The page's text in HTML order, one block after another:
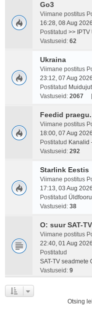
Go3
Viimane postitus
16:28, 08 Aug 2026
Postitatud >> IPTV
Vastuseid: 62
Ukraina
Viimane postitus
23:12, 07 Aug 2026
Postitatud
Vastuseid: 2067
Feedid praegu.
Viimane postitus
18:00, 07 Aug 2026
Postitatud Kanalid
Vastuseid: 292
Starlink Eestis
Viimane postitus
17:13, 03 Aug 2026
Postitatud
Vastuseid: 38
O: suur SAT-
Viimane postitus
22:40, 01 Aug 2026
Postitatud
SAT-TV seadmete
Vastuseid: 9
Otsing